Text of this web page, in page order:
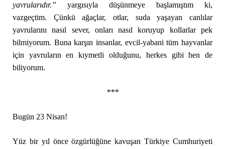
yavrularıdır.” yargısıyla düşünmeye başlamıştım ki,
vazgeçtim. Çünkü ağaçlar, otlar, suda yaşayan canlılar
yavrularını nasıl sever, onları nasıl koruyup kollarlar pek
bilmiyorum. Buna karşın insanlar, evcil-yabani tüm hayvanlar
için yavruların en kıymetli olduğunu, herkes gibi ben de
biliyorum.
***
Bugün 23 Nisan!
Yüz bir yıl önce özgürlüğüne kavuşan Türkiye Cumhuriyeti